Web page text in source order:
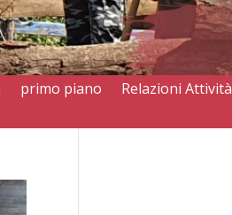
primo piano Relazioni Attività